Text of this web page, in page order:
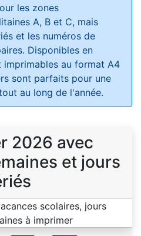
les zones
A, B et C, mais
et les numéros de
Disponibles en
imprimables au format A4
sont parfaits pour une
au long de l'année.
2026 avec
et jours